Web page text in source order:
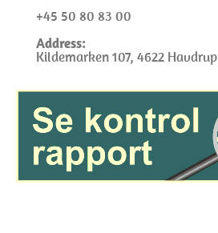
+45 50 80 83 00
Address:
Kildemarken 107, 4622 Havdrup